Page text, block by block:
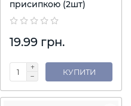
присипкою (2шт)
19.99 грн.
КУПИТИ